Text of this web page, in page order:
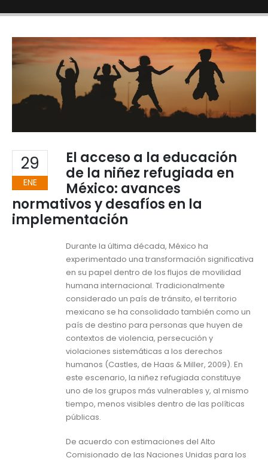
29
ENE
El acceso a la educación
de la niñez refugiada en
México: avances
normativos y desafíos en la
implementación
Durante la última década, México ha
experimentado una transformación significativa
en su papel dentro de los flujos de movilidad
humana internacional. Tradicionalmente
considerado un país de tránsito, el territorio
mexicano se ha consolidado también como un
país de destino para personas que huyen de
contextos de violencia, persecución y
violaciones sistemáticas a los derechos
humanos (Castles, de Haas & Miller, 2009). En
este escenario, la niñez refugiada constituye
uno de los grupos más vulnerables y, al mismo
tiempo, menos visibles dentro de las políticas
públicas.
De acuerdo con estimaciones del Alto
Comisionado de las Naciones Unidas para los